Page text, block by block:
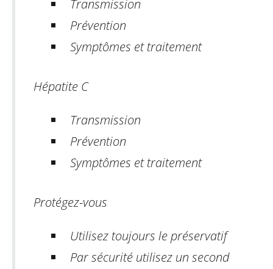
Transmission
Prévention
Symptômes et traitement
Hépatite C
Transmission
Prévention
Symptômes et traitement
Protégez-vous
Utilisez toujours le préservatif
Par sécurité utilisez un second